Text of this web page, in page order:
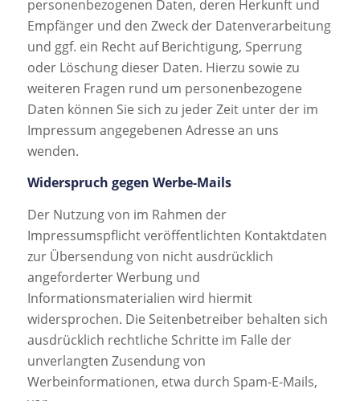
personenbezogenen Daten, deren Herkunft und
Empfänger und den Zweck der Datenverarbeitung
und ggf. ein Recht auf Berichtigung, Sperrung
oder Löschung dieser Daten. Hierzu sowie zu
weiteren Fragen rund um personenbezogene
Daten können Sie sich zu jeder Zeit unter der im
Impressum angegebenen Adresse an uns
wenden.
Widerspruch gegen Werbe-Mails
Der Nutzung von im Rahmen der
Impressumspflicht veröffentlichten Kontaktdaten
zur Übersendung von nicht ausdrücklich
angeforderter Werbung und
Informationsmaterialien wird hiermit
widersprochen. Die Seitenbetreiber behalten sich
ausdrücklich rechtliche Schritte im Falle der
unverlangten Zusendung von
Werbeinformationen, etwa durch Spam-E-Mails,